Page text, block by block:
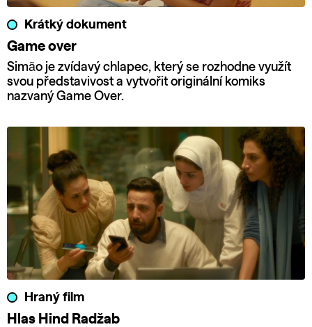
Krátký dokument
Game over
Simão je zvídavý chlapec, který se rozhodne využít
svou představivost a vytvořit originální komiks
nazvaný Game Over.
Hraný film
Hlas Hind Radžab